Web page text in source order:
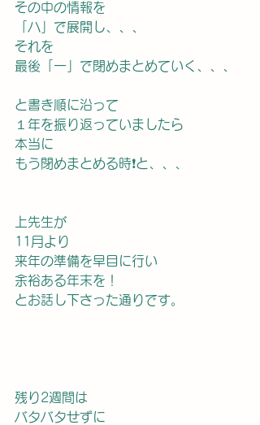
その中の情報を
「ハ」で展開し、、、
それを
最後「一」で閉めまとめていく、、、
と書き順に沿って
１年を振り返っていましたら
本当に
もう閉めまとめる時❗️と、、、
上先生が
11月より
来年の準備を早目に行い
余裕ある年末を！
とお話し下さった通りです。
残り2週間は
バタバタせずに